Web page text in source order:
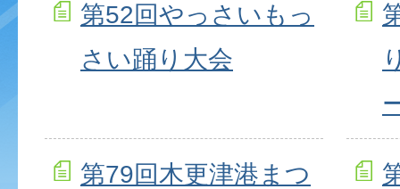
第52回やっさいもっ
さい踊り大会
第79回木更津港まつ